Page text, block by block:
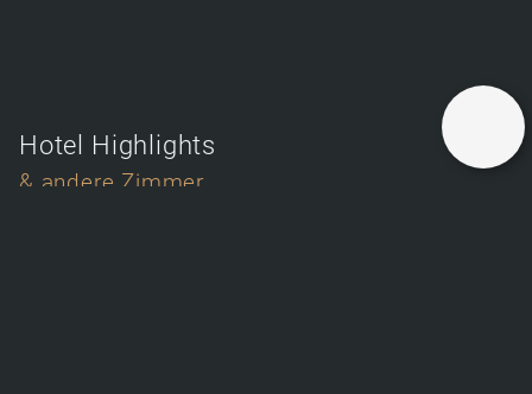
Hotel Highlights
& andere Zimmer